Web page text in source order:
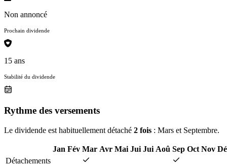
Non annoncé
Prochain dividende
15 ans
Stabilité du dividende
Rythme des versements
Le dividende est habituellement détaché 2 fois : Mars et Septembre.
Jan Fév Mar Avr Mai Jui Jui Aoû Sep Oct Nov
Détachements